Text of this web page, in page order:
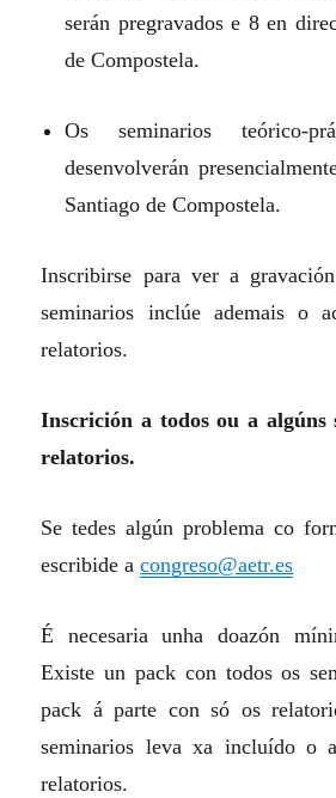
serán pregravados e 8 en
de Compostela.
Os seminarios teórico-
desenvolverán
Santiago de Compostela.
Inscribirse para ver a
seminarios inclúe ademais o
relatorios.
Inscrición a todos ou a algúns
relatorios.
Se tedes algún problema co
escribide acongreso@aetr.es
É necesaria unha doazón
Existe un pack con todos os
pack á parte con só os
seminarios leva xa incluído o
relatorios.